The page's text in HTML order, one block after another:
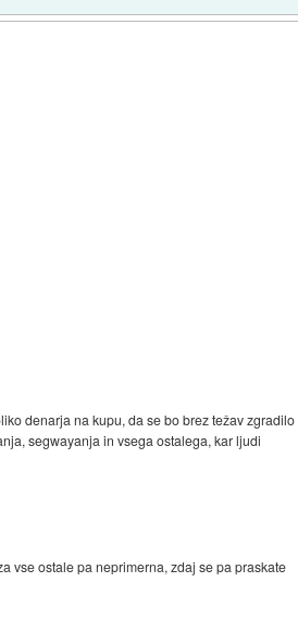
denarja na kupu, da se bo brez težav zgradilo
segwayanja in vsega ostalega, kar ljudi
vse ostale pa neprimerna, zdaj se pa praskate